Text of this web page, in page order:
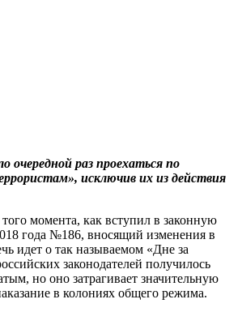
очередной раз проехаться по
исключив их из действия
момента, как вступил в законную
года №186, вносящий изменения в
идет о так называемом «Дне за
законодателей получилось
но оно затрагивает значительную
в колониях общего режима.